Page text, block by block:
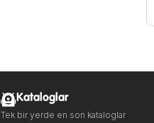
Kataloglar
Tek bir yerde en son kataloglar